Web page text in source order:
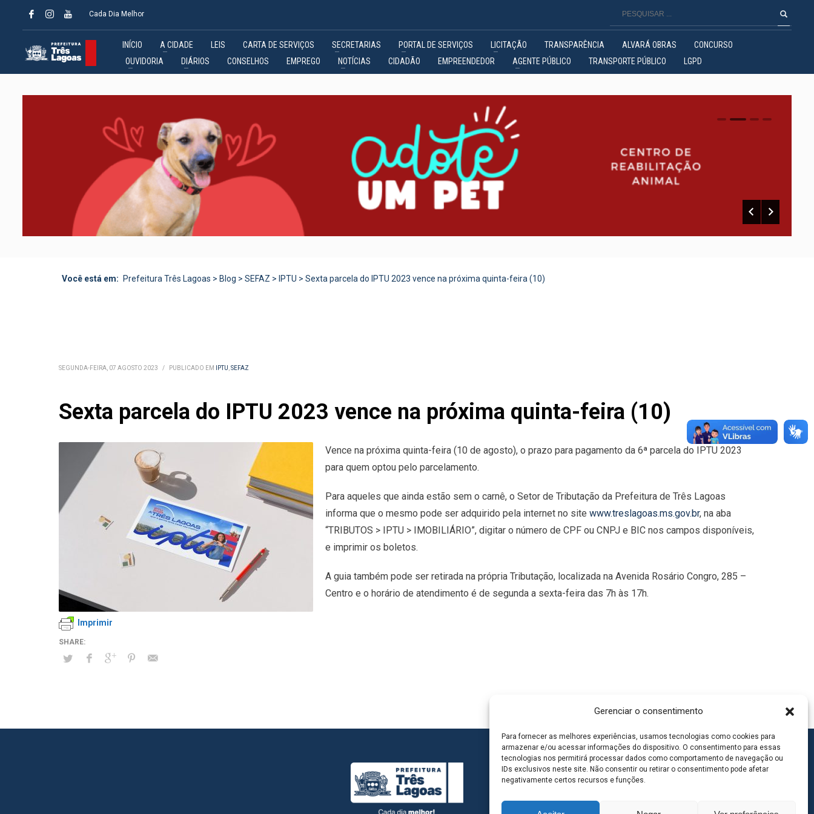
Gerenciar o consentimento
Para fornecer as melhores experiências, usamos tecnologias como cookies para
armazenar e/ou acessar informações do dispositivo. O consentimento para essas
tecnologias nos permitirá processar dados como comportamento de navegação ou
IDs exclusivos neste site. Não consentir ou retirar o consentimento pode afetar
negativamente certos recursos e funções.
Cada Dia Melhor
INÍCIO A CIDADE LEIS CARTA DE SERVIÇOS SECRETARIAS PORTAL DE SERVIÇOS LICITAÇÃO TRANSPARÊNCIA ALVARÁ OBRAS
CONCURSO
OUVIDORIA
DIÁRIOS CONSELHOS EMPREGO NOTÍCIAS CIDADÃO EMPREENDEDOR AGENTE PÚBLICO TRANSPORTE PÚBLICO LGPD
0 1 2
Você está em: Prefeitura Três Lagoas > Blog > SEFAZ > IPTU > Sexta parcela do IPTU 2023 vence na próxima quinta-feira (10)
SEGUNDA-FEIRA, 07 AGOSTO 2023 / PUBLICADO EM IPTU,SEFAZ
Sexta parcela do IPTU 2023 vence na próxima quinta-feira (10)
Vence na próxima quinta-feira (10 de agosto), o prazo para pagamento da 6ª parcela do IPTU 2023
para quem optou pelo parcelamento.
Para aqueles que ainda estão sem o carnê, o Setor de Tributação da Prefeitura de Três Lagoas
informa que o mesmo pode ser adquirido pela internet no site www.treslagoas.ms.gov.br, na aba
“TRIBUTOS > IPTU > IMOBILIÁRIO”, digitar o número de CPF ou CNPJ e BIC nos campos disponíveis,
e imprimir os boletos.
A guia também pode ser retirada na própria Tributação, localizada na Avenida Rosário Congro, 285 –
Centro e o horário de atendimento é de segunda a sexta-feira das 7h às 17h.
Imprimir